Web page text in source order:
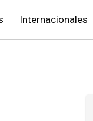
Internacionales